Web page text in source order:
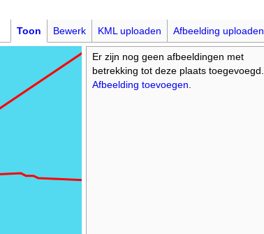
Toon Bewerk KML uploaden Afbeelding uploaden
Er zijn nog geen afbeeldingen met
betrekking tot deze plaats toegevoegd.
Afbeelding toevoegen